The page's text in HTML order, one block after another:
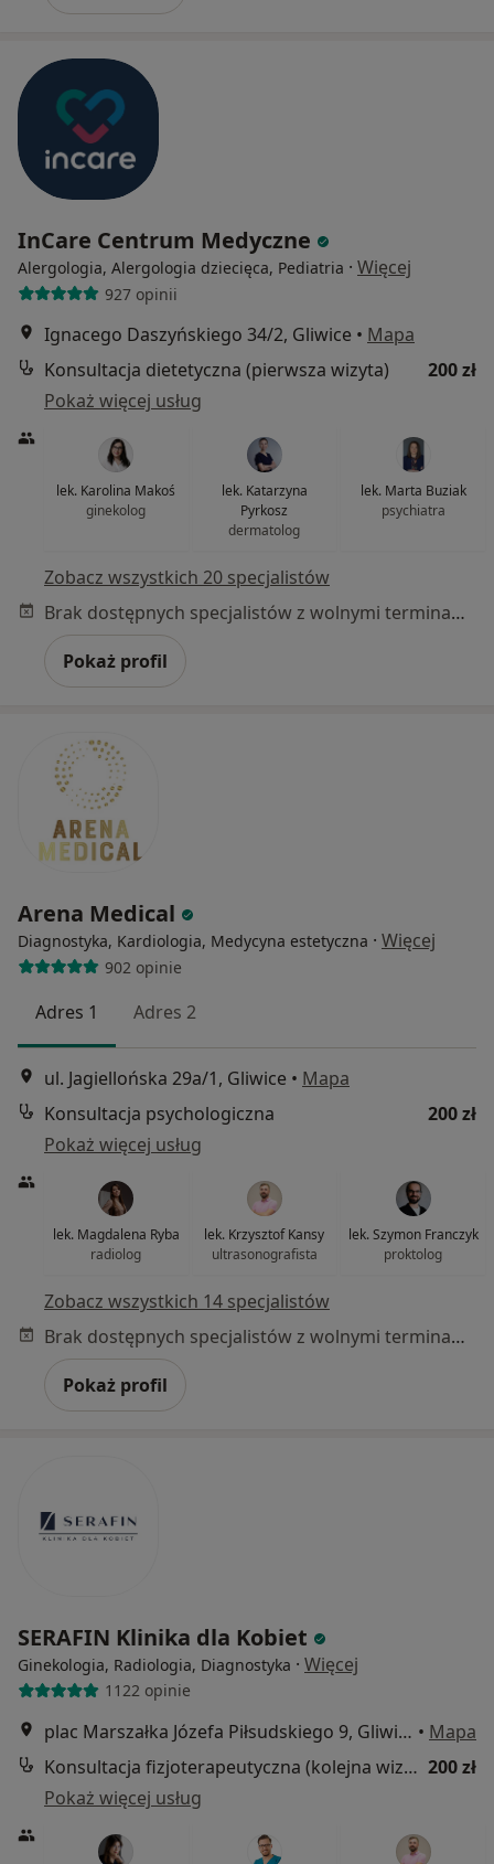
InCare Centrum Medyczne
Alergologia, Alergologia dziecięca, Pediatria · Więcej
927 opinii
Ignacego Daszyńskiego 34/2, Gliwice • Mapa
Konsultacja dietetyczna (pierwsza wizyta)
200 zł
Pokaż więcej usług
lek. Karolina Makoś
ginekolog
lek. Katarzyna
Pyrkosz
dermatolog
lek. Marta Buziak
psychiatra
Zobacz wszystkich 20 specjalistów
Brak dostępnych specjalistów z wolnymi terminami w tym centrum medycznym.
Pokaż profil
Arena Medical
Diagnostyka, Kardiologia, Medycyna estetyczna · Więcej
902 opinie
Adres 1 Adres 2
ul. Jagiellońska 29a/1, Gliwice • Mapa
Konsultacja psychologiczna
200 zł
Pokaż więcej usług
lek. Magdalena Ryba
radiolog
lek. Krzysztof Kansy
ultrasonografista
lek. Szymon Franczyk
proktolog
Zobacz wszystkich 14 specjalistów
Brak dostępnych specjalistów z wolnymi terminami w tym centrum medycznym.
Pokaż profil
SERAFIN Klinika dla Kobiet
Ginekologia, Radiologia, Diagnostyka · Więcej
1122 opinie
plac Marszałka Józefa Piłsudskiego 9, Gliwice • Mapa
Konsultacja fizjoterapeutyczna (kolejna wizyta) 200 zł
Pokaż więcej usług